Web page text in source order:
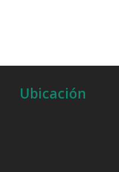
Ubicación